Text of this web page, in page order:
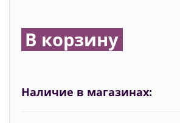
В корзину
Наличие в магазинах: